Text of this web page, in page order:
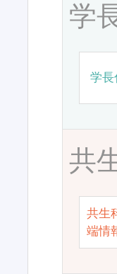
学
学
共
共生
端情